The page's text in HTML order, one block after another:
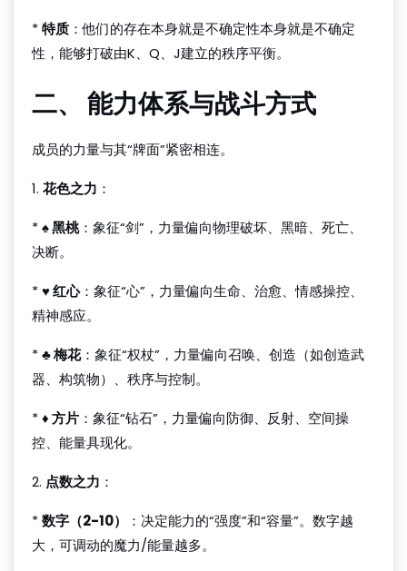
*特质 ：他们的存在本身就是不确定性本身就是不确定
性，能够打破由K、Q、J建立的秩序平衡。
二、 能力体系与战斗方式
成员的力量与其“牌面”紧密相连。
1. 花色之力 ：
*♠ 黑桃：象征“剑”，力量偏向物理破坏、黑暗、死亡、
决断。
*♥ 红心：象征“心”，力量偏向生命、治愈、情感操控、
精神感应。
*♣ 梅花：象征“权杖”，力量偏向召唤、创造（如创造武
器、构筑物）、秩序与控制。
*♦ 方片 ：象征“钻石”，力量偏向防御、反射、空间操
控、能量具现化。
2. 点数之力 ：
*数字（2-10）
：决定能力的“强度”和“容量”。数字越
大，可调动的魔力/能量越多。